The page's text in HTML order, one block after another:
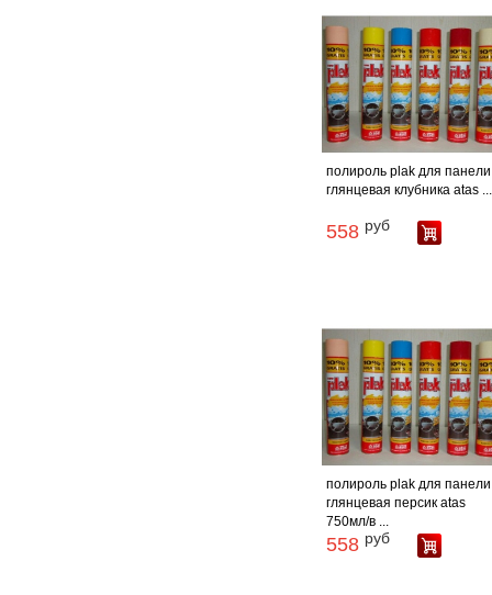
полироль plak для панели
глянцевая клубника atas ...
558 руб
полироль plak для панели
глянцевая персик atas
750мл/в ...
558 руб